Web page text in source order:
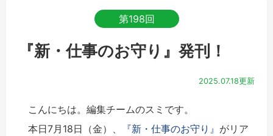
第198回
『新・仕事のお守り』発刊！
2025.07.18更新
こんにちは。編集チームのスミです。
本日7月18日（金）、
『新・仕事のお守り』 がリア